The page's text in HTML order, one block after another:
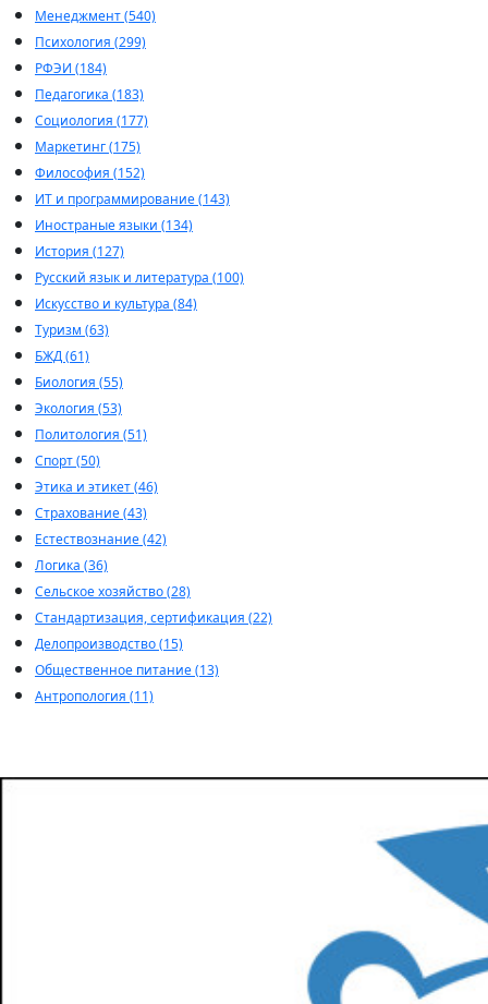
Менеджмент (540)
Психология (299)
РФЭИ (184)
Педагогика (183)
Социология (177)
Маркетинг (175)
Философия (152)
ИТ и программирование (143)
Иностраные языки (134)
История (127)
Русский язык и литература (100)
Искусство и культура (84)
Туризм (63)
БЖД (61)
Биология (55)
Экология (53)
Политология (51)
Спорт (50)
Этика и этикет (46)
Страхование (43)
Естествознание (42)
Логика (36)
Сельское хозяйство (28)
Стандартизация, сертификация (22)
Делопроизводство (15)
Общественное питание (13)
Антропология (11)